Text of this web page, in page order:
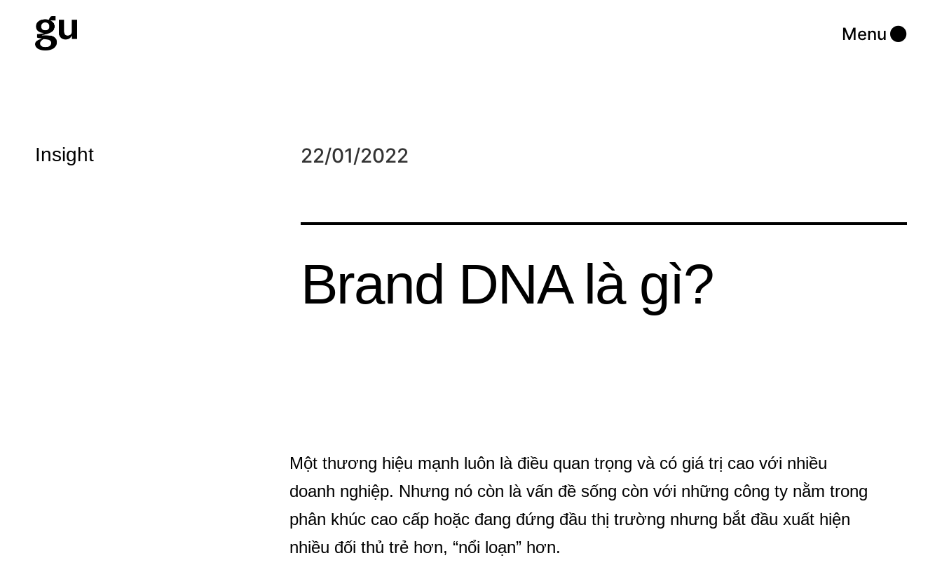
Menu
Insight 22/01/2022
Brand DNA là gì?
Một thương hiệu mạnh luôn là điều quan trọng và có giá trị cao với nhiều
doanh nghiệp. Nhưng nó còn là vấn đề sống còn với những công ty nằm trong
phân khúc cao cấp hoặc đang đứng đầu thị trường nhưng bắt đầu xuất hiện
nhiều đối thủ trẻ hơn, “nổi loạn” hơn.